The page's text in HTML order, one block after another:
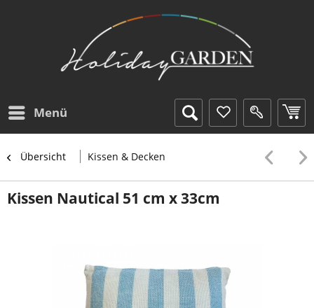
Menü
Übersicht Kissen & Decken
Kissen Nautical 51 cm x 33cm